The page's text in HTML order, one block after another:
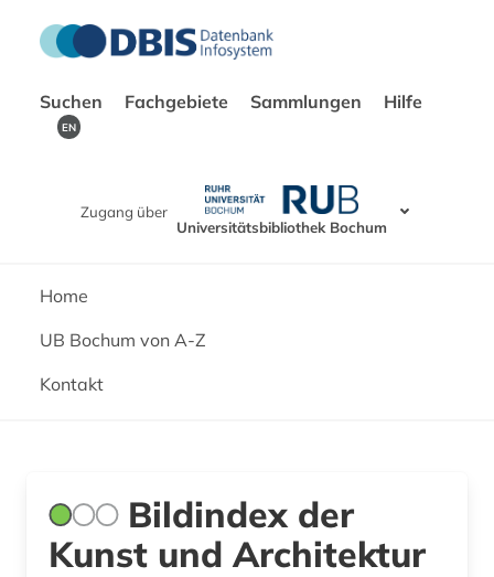
Suchen Fachgebiete Sammlungen Hilfe
EN
Zugang über
Universitätsbibliothek Bochum
Home
UB Bochum von A-Z
Kontakt
Bildindex der
Kunst und Architektur